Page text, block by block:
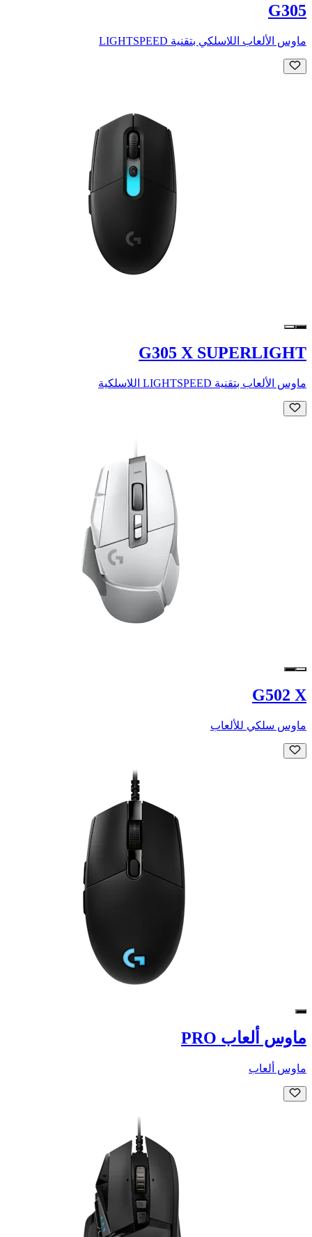
G305
ماوس الألعاب اللاسلكي بتقنية LIGHTSPEED
G305 X SUPERLIGHT
ماوس الألعاب بتقنية LIGHTSPEED اللاسلكية
G502 X
ماوس سلكي للألعاب
ماوس ألعاب PRO
ماوس ألعاب